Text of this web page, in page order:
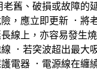
老舊、破損或故障的
，應立即更新 ．將
線上，亦容易發生
．若突波超出最大
電器 ．電源線在纏